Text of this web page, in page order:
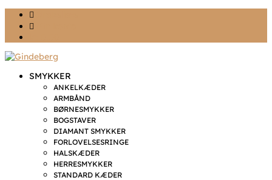
SMYKKER
ANKELKÆDER
ARMBÅND
BØRNESMYKKER
BOGSTAVER
DIAMANT SMYKKER
FORLOVELSESRINGE
HALSKÆDER
HERRESMYKKER
STANDARD KÆDER